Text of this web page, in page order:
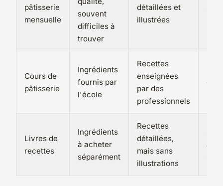
pâtisserie
mensuelle
souvent
difficiles à
trouver
détaillées et
illustrées
Cours de
pâtisserie
Ingrédients
fournis par
l'école
Recettes
enseignées
par des
professionnels
Livres de
recettes
Ingrédients
à acheter
séparément
Recettes
détaillées,
mais sans
illustrations